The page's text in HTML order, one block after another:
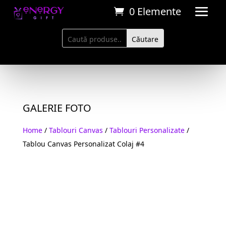
0 Elemente
GALERIE FOTO
Home/ Tablouri Canvas / Tablouri Personalizate/
Tablou Canvas Personalizat Colaj #4